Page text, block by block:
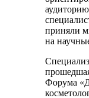
приняли
на
Форума